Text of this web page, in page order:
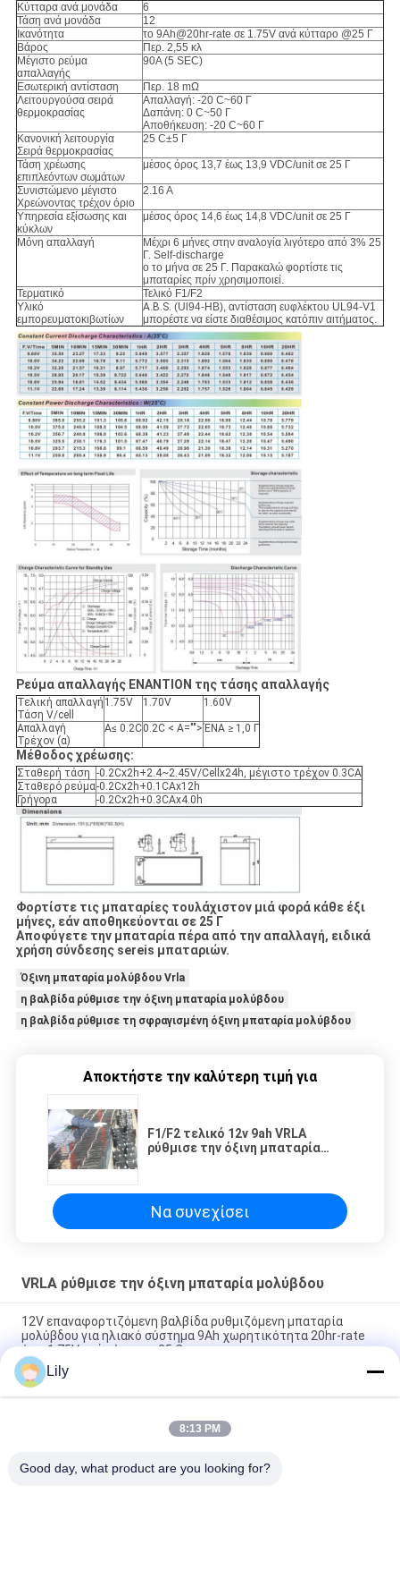
Κύτταρα ανά μονάδα
6
Τάση ανά μονάδα
12
Ικανότητα
το 9Ah@20hr-rate σε 1.75V ανά κύτταρο @25 Γ
Βάρος
Περ. 2,55 κλ
Μέγιστο ρεύμα
απαλλαγής
90A (5 SEC)
Εσωτερική αντίσταση
Περ. 18 mΩ
Λειτουργούσα σειρά
θερμοκρασίας
Απαλλαγή: -20 C~60 Γ
Δαπάνη: 0 C~50 Γ
Αποθήκευση: -20 C~60 Γ
Κανονική λειτουργία
Σειρά θερμοκρασίας
25 C±5 Γ
Τάση χρέωσης
επιπλεόντων σωμάτων
μέσος όρος 13,7 έως 13,9 VDC/unit σε 25 Γ
Συνιστώμενο μέγιστο
Χρεώνοντας τρέχον όριο
2.16 Α
Υπηρεσία εξίσωσης και
κύκλων
μέσος όρος 14,6 έως 14,8 VDC/unit σε 25 Γ
Μόνη απαλλαγή
Μέχρι 6 μήνες στην αναλογία λιγότερο από 3% 25
Γ. Self-discharge
ο το μήνα σε 25 Γ. Παρακαλώ φορτίστε τις
μπαταρίες πρίν χρησιμοποιεί.
Τερματικό
Τελικό F1/F2
Υλικό
εμπορευματοκιβωτίων
A.B.S. (Ul94-HB), αντίσταση ευφλέκτου UL94-V1
μπορέστε να είστε διαθέσιμος κατόπιν αιτήματος.
Ρεύμα απαλλαγής ΕΝΑΝΤΙΟΝ της τάσης απαλλαγής
Τελική απαλλαγή
Τάση V/cell
1.75V 1.70V 1.60V
Απαλλαγή
Τρέχον (α)
A≤ 0.2C0.2C < A="">ΈΝΑ ≥ 1,0 Γ
Μέθοδος χρέωσης:
Σταθερή τάση -0.2Cx2h+2.4~2.45V/Cellx24h, μέγιστο τρέχον 0.3CA
Σταθερό ρεύμα-0.2Cx2h+0.1CAx12h
Γρήγορα
-0.2Cx2h+0.3CAx4.0h
Φορτίστε τις μπαταρίες τουλάχιστον μιά φορά κάθε έξι
μήνες, εάν αποθηκεύονται σε 25 Γ
Αποφύγετε την μπαταρία πέρα από την απαλλαγή, ειδικά
χρήση σύνδεσης sereis μπαταριών.
Όξινη μπαταρία μολύβδου Vrla
η βαλβίδα ρύθμισε την όξινη μπαταρία μολύβδου
η βαλβίδα ρύθμισε τη σφραγισμένη όξινη μπαταρία μολύβδου
Αποκτήστε την καλύτερη τιμή για
F1/F2 τελικό 12v 9ah VRLA
ρύθμισε την όξινη μπαταρία
Να συνεχίσει
VRLA ρύθμισε την όξινη μπαταρία μολύβδου
12V επαναφορτιζόμενη βαλβίδα ρυθμιζόμενη μπαταρία
μολύβδου για ηλιακό σύστημα 9Ah χωρητικότητα 20hr-rate
έως 1,75V ανά κύτταρο 25 C
2.55 Kg 12V 9Ah VRLA type lead acid battery for
UPS,Telecom,solar system,alarm system
2.05kg weight 12v sealed valve regulated rechargeable
Lily
8:13 PM
Good day, what product are you looking for?